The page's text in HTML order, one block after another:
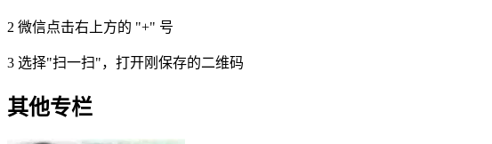
2 微信点击右上方的 "+" 号
3 选择"扫一扫"，打开刚保存的二维码
其他专栏